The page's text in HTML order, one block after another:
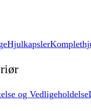
Hjulkapsler
og Vedligeholdelse